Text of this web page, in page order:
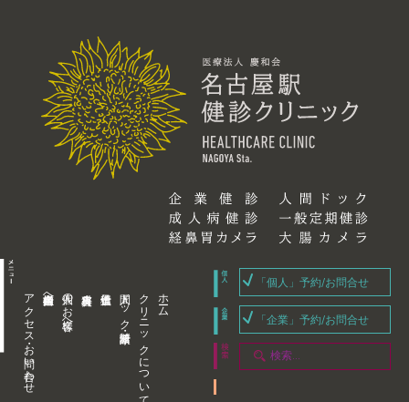
アクセス・お問い合わせ 企業内担当者様へ 個人のお客様へ 人間ドック・健康診断 クリニックについて ホーム
「個人」予約/お問合せ
「企業」予約/お問合せ